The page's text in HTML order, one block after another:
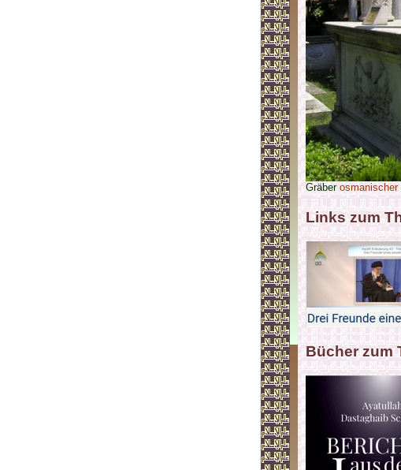
Gräber osmanischer
Links zum
Bücher zum